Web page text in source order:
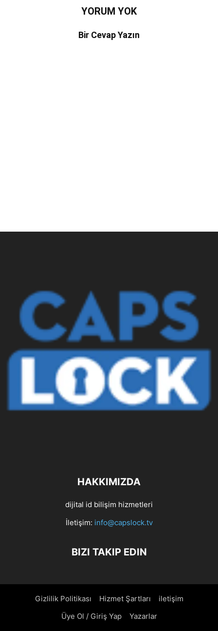
YORUM YOK
Bir Cevap Yazın
HAKKIMIZDA
dijital id bilişim hizmetleri
İletişim: info@capslock.tv
BIZI TAKIP EDIN
Gizlilik Politikası Hizmet Şartları
iletişim
Üye Ol / Giriş Yap
Yazarlar